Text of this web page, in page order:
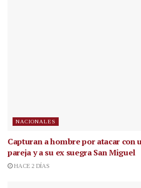
NACIONALES
Capturan a hombre por atacar con
pareja y a su ex suegra San Miguel
HACE 2 DÍAS